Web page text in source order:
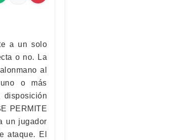
a un solo
o no. La
al
o más
disposición
PERMITE
un jugador
ataque. El